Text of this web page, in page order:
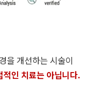
을 개선하는 시술이
인 치료는 아닙니다.